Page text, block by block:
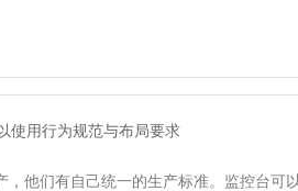
，他们有自己统一的生产标准。监控台可